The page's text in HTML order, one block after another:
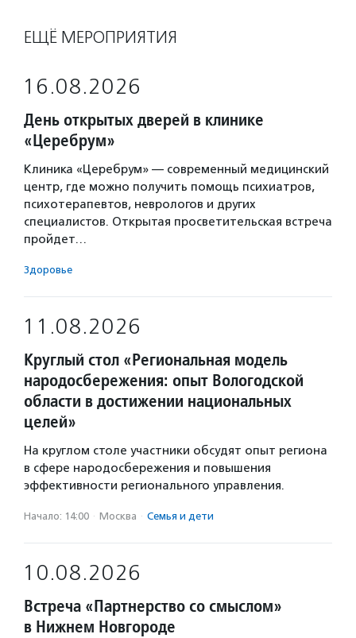
ЕЩЁ МЕРОПРИЯТИЯ
16.08.2026
День открытых дверей в клинике
«Церебрум»
Клиника «Церебрум» — современный медицинский
центр, где можно получить помощь психиатров,
психотерапевтов, неврологов и других
специалистов. Открытая просветительская встреча
пройдет…
Здоровье
11.08.2026
Круглый стол «Региональная модель
народосбережения: опыт Вологодской
области в достижении национальных
целей»
На круглом столе участники обсудят опыт региона
в сфере народосбережения и повышения
эффективности регионального управления.
Начало: 14:00 · Москва · Семья и дети
10.08.2026
Встреча «Партнерство со смыслом»
в Нижнем Новгороде